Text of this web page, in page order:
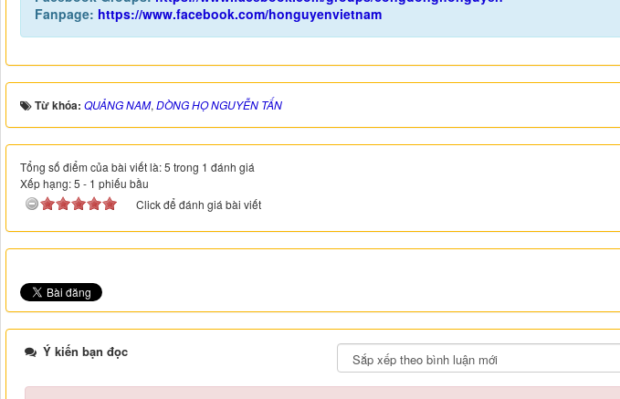
Fanpage: https://www.facebook.com/honguyenvietnam
Từ khóa: QUẢNG NAM, DÒNG HỌ NGUYỄN TẤN
Tổng số điểm của bài viết là: 5 trong 1 đánh giá
Xếp hạng:5 - 1 phiếu bầu
Click để đánh giá bài viết
Ý kiến bạn đọc